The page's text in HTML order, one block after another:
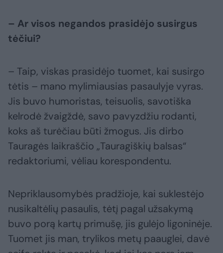
– Ar visos negandos prasidėjo susirgus
tėčiui?
– Taip, viskas prasidėjo tuomet, kai susirgo
tėtis – mano mylimiausias pasaulyje vyras.
Jis buvo humoristas, teisuolis, savotiška
kelrodė žvaigždė, savo pavyzdžiu rodanti,
koks aš turėčiau būti žmogus. Jis dirbo
Tauragės laikraščio „Tauragiškių balsas“
redaktoriumi, vėliau korespondentu.
Nepriklausomybės pradžioje, kai suklestėjo
nusikaltėlių pasaulis, tėtį pagal užsakymą
buvo porą kartų primušę, jis gulėjo ligoninėje.
Tuomet jis man, trylikos metų paauglei, davė